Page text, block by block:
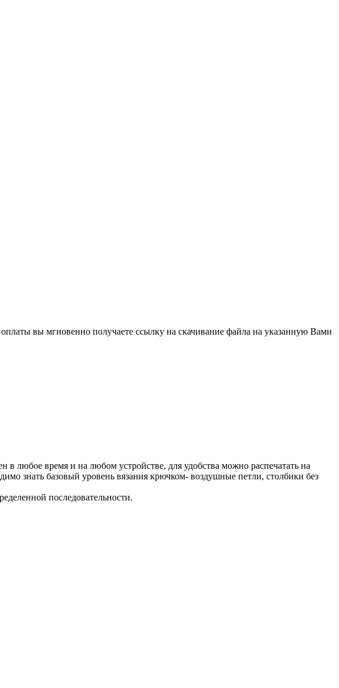
вы мгновенно получаете ссылку на скачивание файла на указанную Вами
любое время и на любом устройстве, для удобства можно распечатать на
знать базовый уровень вязания крючком- воздушные петли, столбики без
последовательности.